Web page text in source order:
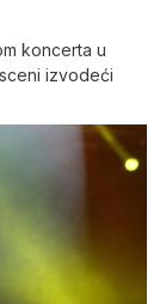
koncerta u
izvodeći